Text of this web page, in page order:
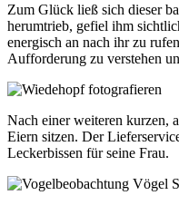
Zum Glück ließ sich dieser
herumtrieb, gefiel ihm
energisch an nach ihr zu
Aufforderung zu verstehen
Nach einer weiteren kurzen,
Eiern sitzen. Der
Leckerbissen für seine Frau.